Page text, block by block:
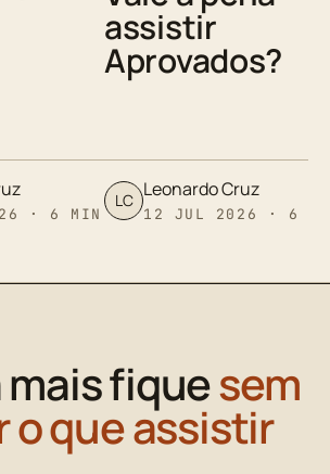
· 6 MIN
assistir
Aprovados?
LC Leonardo Cruz
12 JUL 2026 · 6
fiquesem
o que assistir